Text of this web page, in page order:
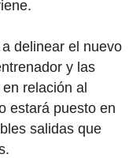
delinear el nuevo
y las
relación al
estará puesto en
salidas que